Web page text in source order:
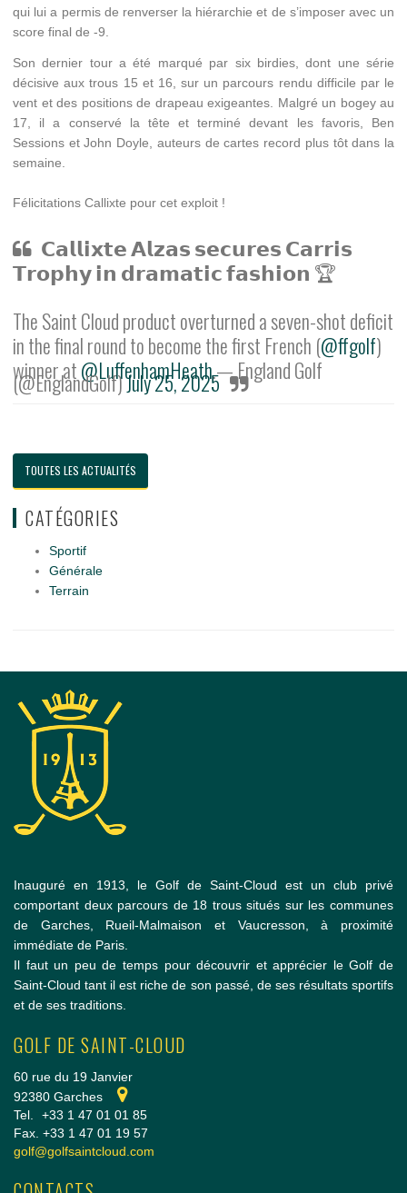
qui lui a permis de renverser la hiérarchie et de s’imposer avec un
score final de -9.
Son dernier tour a été marqué par six birdies, dont une série
décisive aux trous 15 et 16, sur un parcours rendu difficile par le
vent et des positions de drapeau exigeantes. Malgré un bogey au
17, il a conservé la tête et terminé devant les favoris, Ben
Sessions et John Doyle, auteurs de cartes record plus tôt dans la
semaine.
Félicitations Callixte pour cet exploit !
𝗖𝗮𝗹𝗹𝗶𝘅𝘁𝗲 𝗔𝗹𝘇𝗮𝘀 𝘀𝗲𝗰𝘂𝗿𝗲𝘀 𝗖𝗮𝗿𝗿𝗶𝘀
𝗧𝗿𝗼𝗽𝗵𝘆 𝗶𝗻 𝗱𝗿𝗮𝗺𝗮𝘁𝗶𝗰 𝗳𝗮𝘀𝗵𝗶𝗼𝗻 🏆
The Saint Cloud product overturned a seven-shot deficit
in the final round to become the first French (@ffgolf)
winner at@LuffenhamHeath.— England Golf
(@EnglandGolf)July 25, 2025
TOUTES LES ACTUALITÉS
CATÉGORIES
Sportif
Générale
Terrain
Inauguré en 1913, le Golf de Saint-Cloud est un club privé
comportant deux parcours de 18 trous situés sur les communes
de Garches, Rueil-Malmaison et Vaucresson, à proximité
immédiate de Paris.
Il faut un peu de temps pour découvrir et apprécier le Golf de
Saint-Cloud tant il est riche de son passé, de ses résultats sportifs
et de ses traditions.
GOLF DE SAINT-CLOUD
60 rue du 19 Janvier
92380 Garches
Tel.
+33 1 47 01 01 85
Fax. +33 1 47 01 19 57
golf@golfsaintcloud.com